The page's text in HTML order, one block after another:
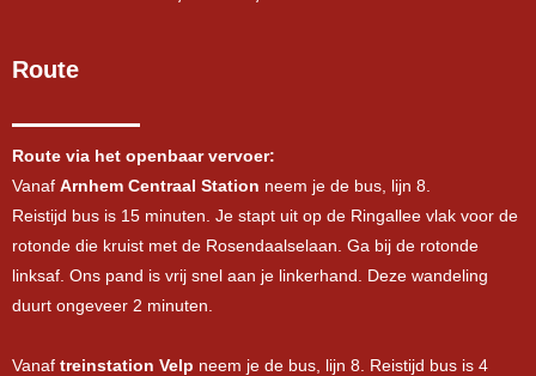
Route
Route via het openbaar vervoer:
Vanaf Arnhem Centraal Station neem je de bus, lijn 8.
Reistijd bus is 15 minuten. Je stapt uit op de Ringallee vlak voor de
rotonde die kruist met de Rosendaalselaan. Ga bij de rotonde
linksaf. Ons pand is vrij snel aan je linkerhand. Deze wandeling
duurt ongeveer 2 minuten.
Vanaf treinstation Velp neem je de bus, lijn 8. Reistijd bus is 4